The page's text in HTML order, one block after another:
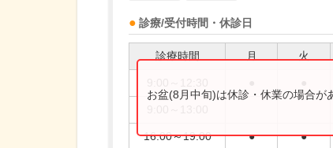
診療/受付時間・休診日
診療時間 月 火
16:00～19:00 ● ●
お盆(8月中旬)は休診・休業の場合が